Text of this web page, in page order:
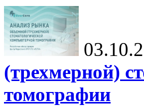
(трехмерной)
томографии